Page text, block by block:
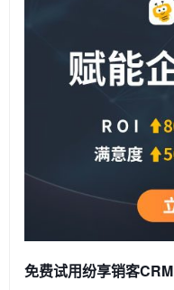
免费试用纷享销客CRM